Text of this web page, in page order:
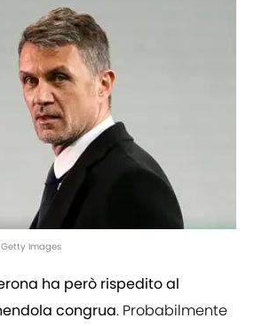
Images
ha però rispedito al
congrua. Probabilmente